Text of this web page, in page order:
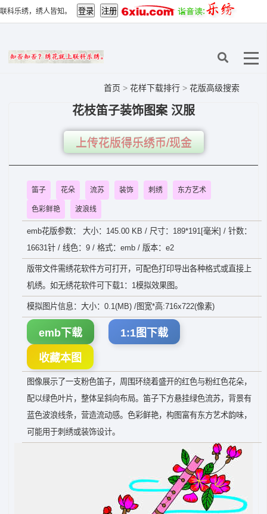
联科乐绣，绣人皆知。
首页 > 花样下载排行 > 花版高级搜索
花枝笛子装饰图案 汉服
上传花版得乐绣币/现金
笛子 花朵 流苏 装饰 刺绣 东方艺术
色彩鲜艳 波浪线
emb花版参数： 大小：145.00 KB / 尺寸：189*191[毫米] / 针数：
16631针 / 线色：9 / 格式：emb / 版本：e2
版带文件需绣花软件方可打开，可配色打印导出各种格式或直接上
机绣。如无绣花软件可下载1：1模拟效果图。
模拟图片信息：大小：0.1(MB) /图宽*高:716x722(像素)
emb下载 1:1图下载
收藏本图
图像展示了一支粉色笛子，周围环绕着盛开的红色与粉红色花朵，
配以绿色叶片，整体呈斜向布局。笛子下方悬挂绿色流苏，背景有
蓝色波浪线条，营造流动感。色彩鲜艳，构图富有东方艺术韵味，
可能用于刺绣或装饰设计。